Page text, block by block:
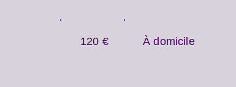
120 € À domicile